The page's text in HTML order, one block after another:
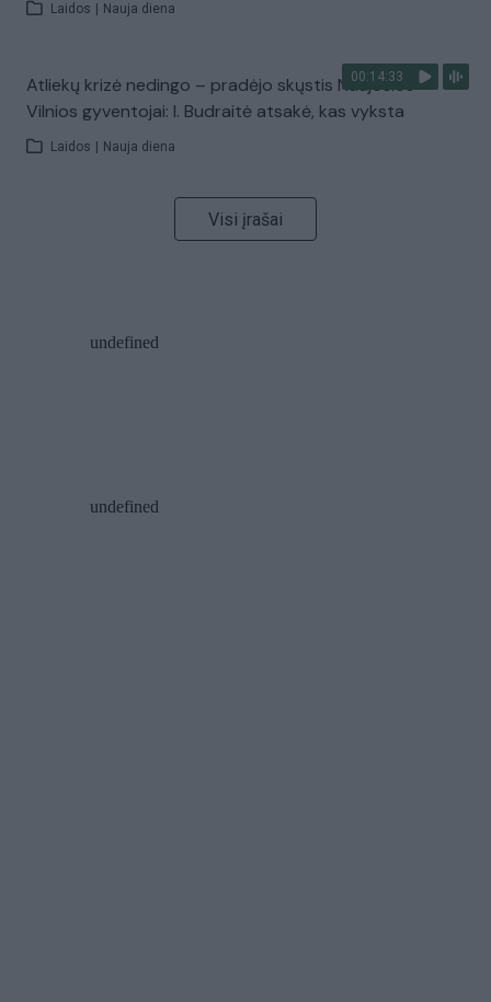
Laidos Nauja diena
00:14:33
Atliekų krizė nedingo – pradėjo skųstis Naujosios
Vilnios gyventojai: I. Budraitė atsakė, kas vyksta
Laidos Nauja diena
Visi įrašai